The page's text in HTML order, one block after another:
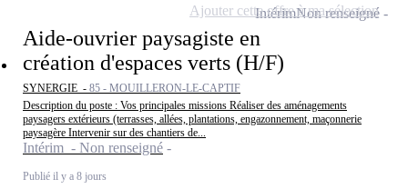
Aide-ouvrier paysagiste en
création d'espaces verts (H/F)
SYNERGIE - 85 - MOUILLERON-LE-CAPTIF
Description du poste : Vos principales missions Réaliser des aménagements
paysagers extérieurs (terrasses, allées, plantations, engazonnement, maçonnerie
paysagère Intervenir sur des chantiers de...
Intérim - Non renseigné
Publié il y a 8 jours
IntérimNon renseigné
Ajouter cette offre à ma sélection